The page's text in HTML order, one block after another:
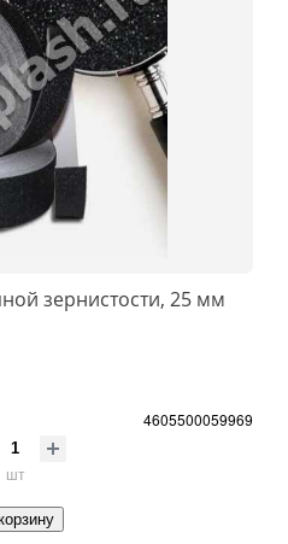
зернистости, 25 мм
4605500059969
шт